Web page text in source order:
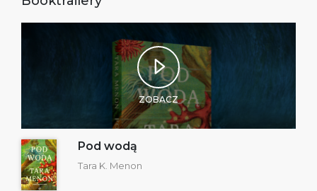
ZOBACZ
Pod wodą
Tara K. Menon